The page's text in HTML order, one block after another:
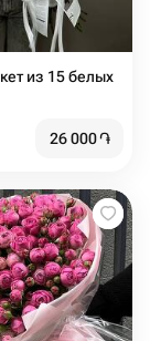
из 15 белых
26 000֏